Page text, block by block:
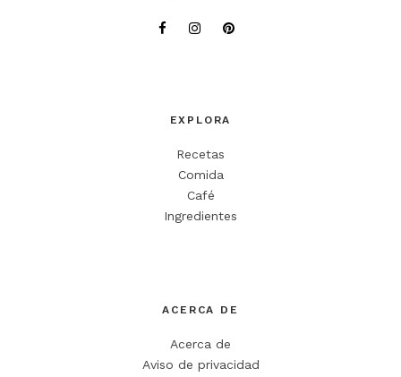
EXPLORA
Recetas
Comida
Café
Ingredientes
ACERCA DE
Acerca de
Aviso de privacidad